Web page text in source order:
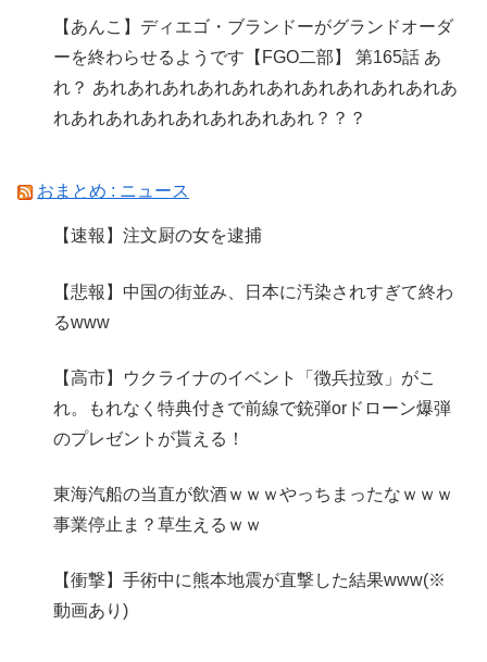
【あんこ】ディエゴ・ブランドーがグランドオーダ
ーを終わらせるようです【FGO二部】 第165話 あ
れ？ あれあれあれあれあれあれあれあれあれあれあ
れあれあれあれあれあれあれあれ？？？
おまとめ : ニュース
【速報】注文厨の女を逮捕
【悲報】中国の街並み、日本に汚染されすぎて終わ
るwww
【高市】ウクライナのイベント「徴兵拉致」がこ
れ。もれなく特典付きで前線で銃弾orドローン爆弾
のプレゼントが貰える！
東海汽船の当直が飲酒ｗｗｗやっちまったなｗｗｗ
事業停止ま？草生えるｗｗ
【衝撃】手術中に熊本地震が直撃した結果www(※
動画あり)